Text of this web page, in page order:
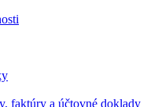
faktúry a účtovné doklady